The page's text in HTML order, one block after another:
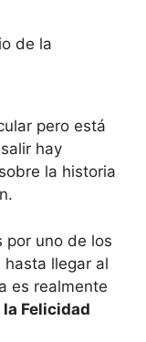
pero está
hay
la historia
por uno de los
llegar al
es realmente
Felicidad